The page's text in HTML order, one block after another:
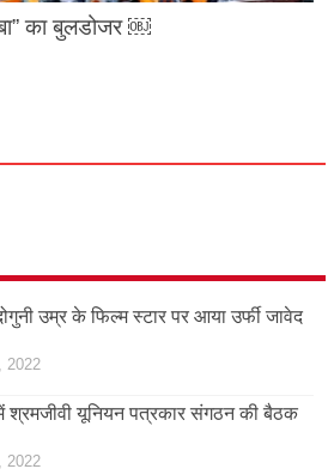
का बुलडोजर ￼
उम्र के फिल्म स्टार पर आया उर्फी जावेद
2022
श्रमजीवी यूनियन पत्रकार संगठन की बैठक
2022